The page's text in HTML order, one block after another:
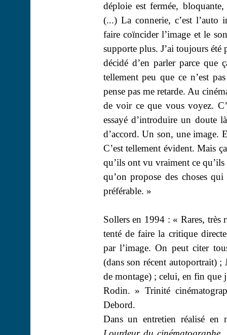
déploie est fermée,
(...) La connerie, c’est l’auto
faire coïncider l’image et le
supporte plus. J’ai toujours été
décidé d’en parler parce que
tellement peu que ce n’est
pense pas me retarde. Au
de voir ce que vous voyez.
essayé d’introduire un doute
d’accord. Un son, une image.
C’est tellement évident. Mais
qu’ils ont vu vraiment ce
qu’on propose des choses
préférable. »
Sollers en 1994 : « Rares, très
tenté de faire la critique
par l’image. On peut citer
(dans son récent autoportrait) ;
de montage) ; celui, en fin que
Rodin. » Trinité
Debord.
Dans un entretien réalisé